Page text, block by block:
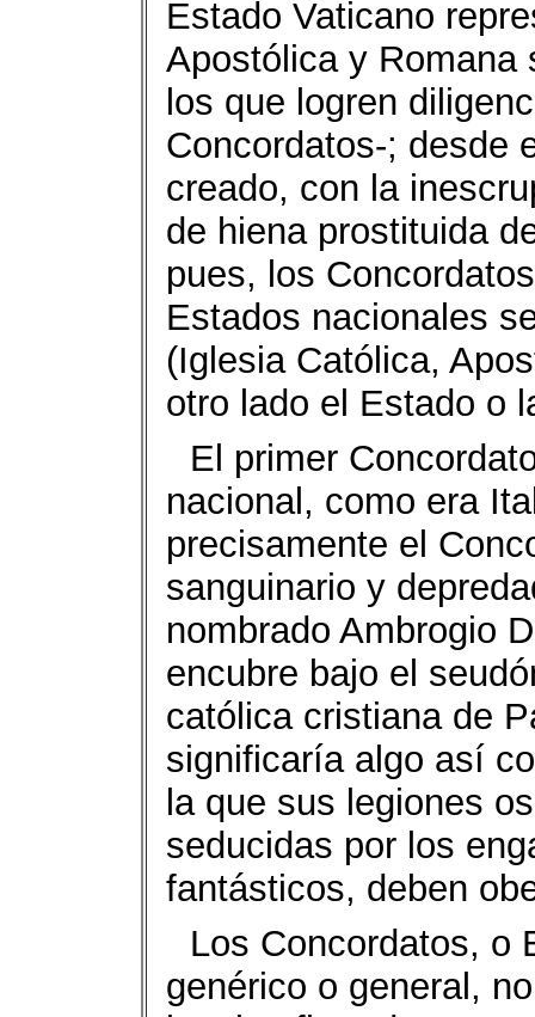
Estado Vaticano
Apostólica y Romana
los que logren
Concordatos-; desde
creado, con la
de hiena prostituida
pues, los
Estados nacionales
(Iglesia Católica,
otro lado el Estado o
El primer
nacional, como era
precisamente el
sanguinario y
nombrado Ambrogio
encubre bajo el
católica cristiana de
significaría algo así
la que sus legiones
seducidas por los
fantásticos, deben
Los Concordatos, o
genérico o general,